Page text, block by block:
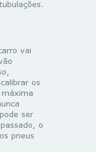
vai
os
ser
o
pneus